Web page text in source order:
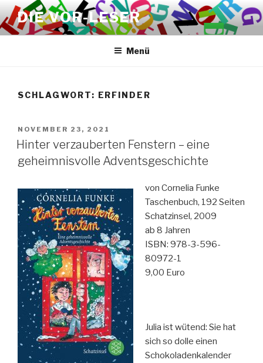
Zum
Inhalt
springen
DIE VOR-LESER
Menü
SCHLAGWORT: ERFINDER
VERÖFFENTLICHT
AM
NOVEMBER 23, 2021
Hinter verzauberten Fenstern – eine
geheimnisvolle Adventsgeschichte
von Cornelia Funke
Taschenbuch, 192 Seiten
Schatzinsel, 2009
ab 8 Jahren
ISBN: 978-3-596-
80972-1
9,00 Euro
Julia ist wütend: Sie hat
sich so dolle einen
Schokoladenkalender